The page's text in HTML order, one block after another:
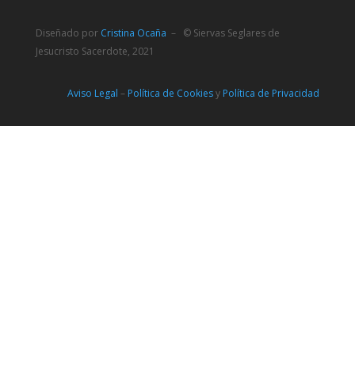
Diseñado por Cristina Ocaña – © Siervas Seglares de
Jesucristo Sacerdote, 2021
Aviso Legal – Política de Cookiesy Política de Privacidad